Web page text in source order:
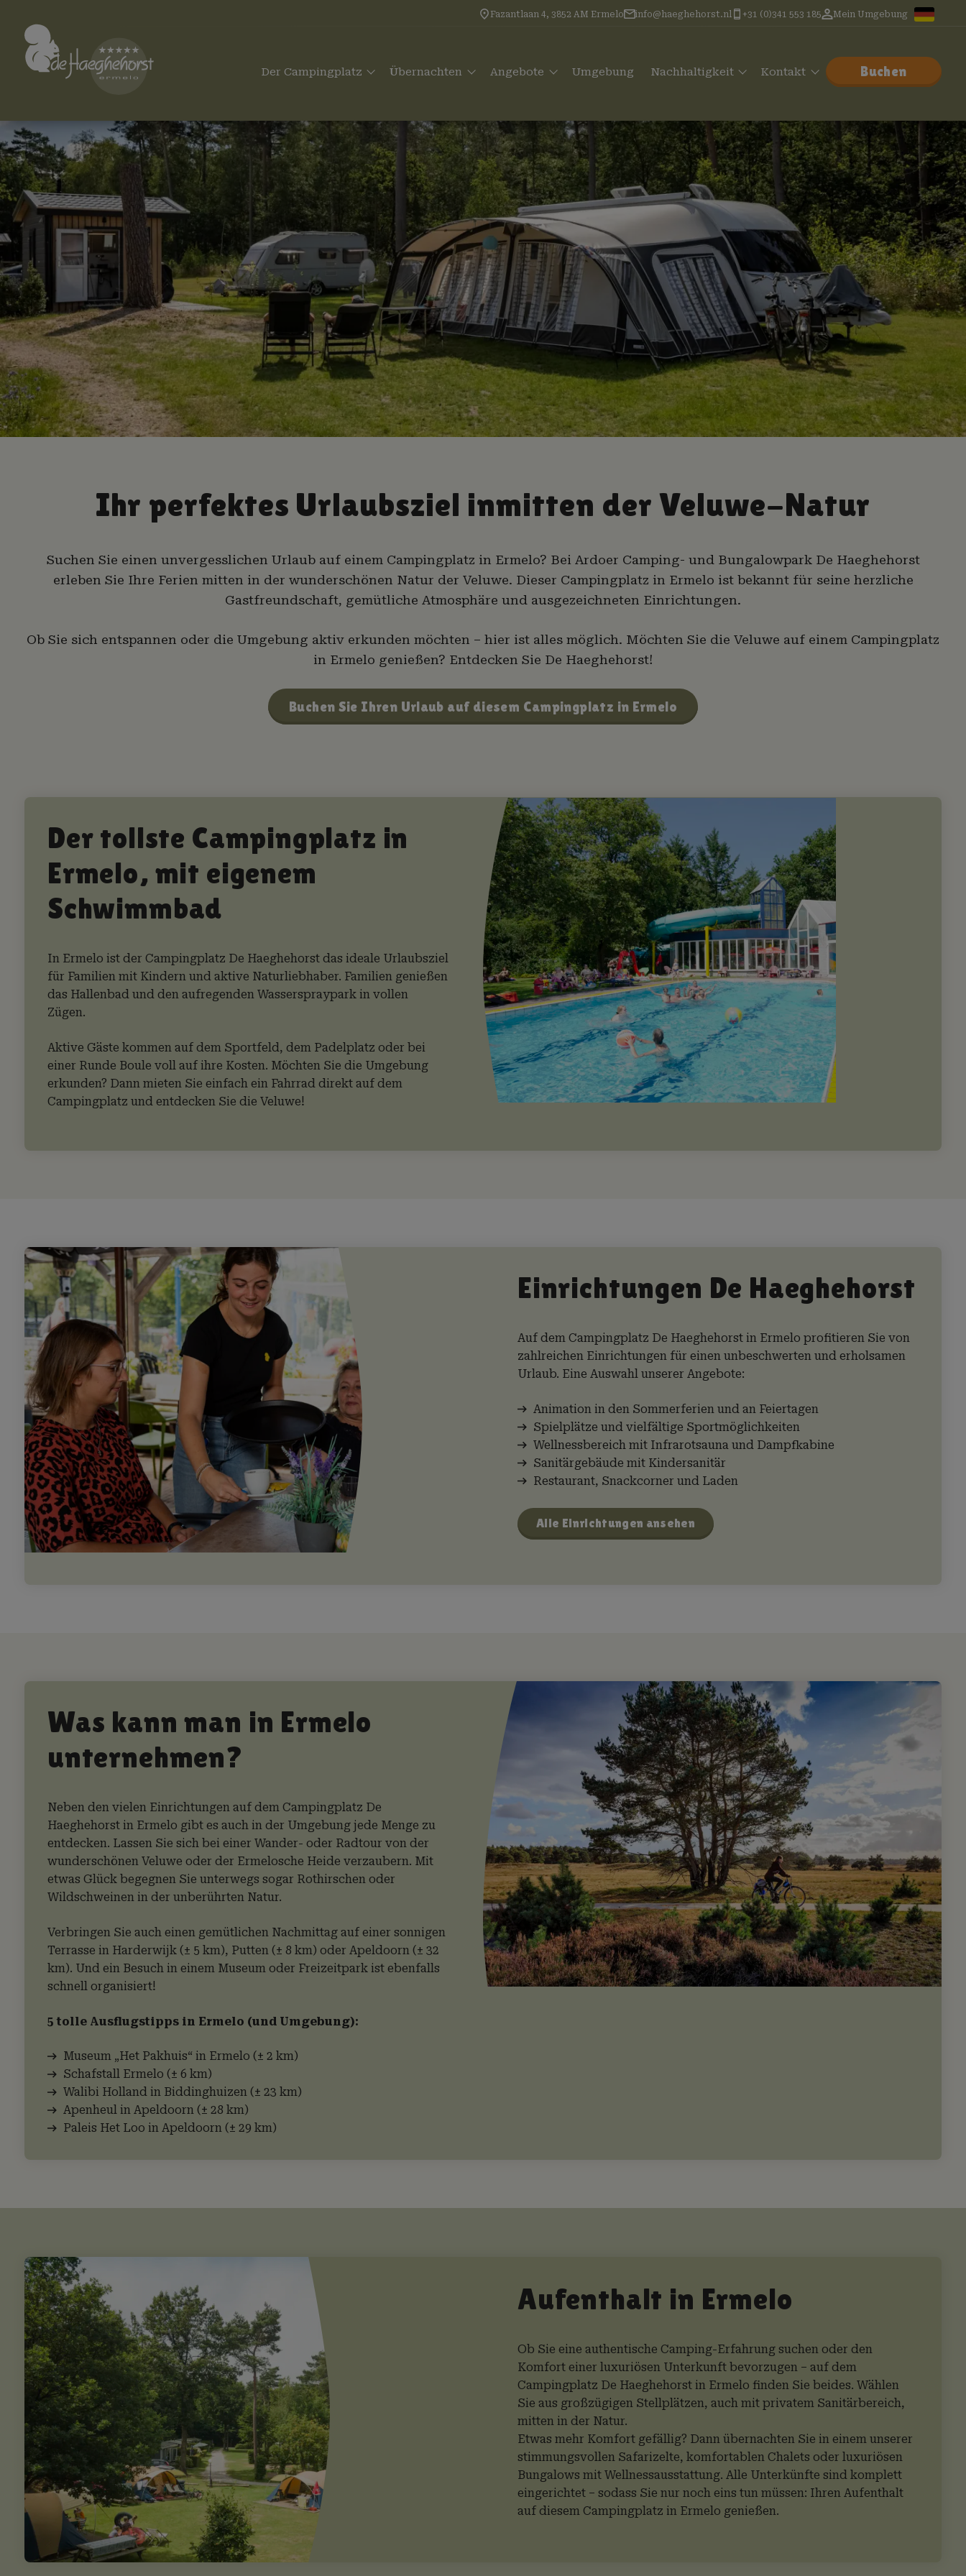
Fazantlaan 4, 3852 AM Ermelo info@haeghehorst.nl +31 (0)341 553 185 Mein Umgebung
Der Campingplatz Übernachten Angebote Umgebung Nachhaltigkeit Kontakt Buchen
Camping Ermelo
Ihr perfektes Urlaubsziel inmitten der Veluwe-Natur
Suchen Sie einen unvergesslichen Urlaub auf einem Campingplatz in Ermelo? Bei Ardoer Camping- und Bungalowpark De Haeghehorst
erleben Sie Ihre Ferien mitten in der wunderschönen Natur der Veluwe. Dieser Campingplatz in Ermelo ist bekannt für seine herzliche
Gastfreundschaft, gemütliche Atmosphäre und ausgezeichneten Einrichtungen.
Ob Sie sich entspannen oder die Umgebung aktiv erkunden möchten – hier ist alles möglich. Möchten Sie die Veluwe auf einem Campingplatz
in Ermelo genießen? Entdecken Sie De Haeghehorst!
Buchen Sie Ihren Urlaub auf diesem Campingplatz in Ermelo
Der tollste Campingplatz in
Ermelo, mit eigenem
Schwimmbad
In Ermelo ist der Campingplatz De Haeghehorst das ideale Urlaubsziel
für Familien mit Kindern und aktive Naturliebhaber. Familien genießen
das Hallenbad und den aufregenden Wasserspraypark in vollen
Zügen.
Aktive Gäste kommen auf dem Sportfeld, dem Padelplatz oder bei
einer Runde Boule voll auf ihre Kosten. Möchten Sie die Umgebung
erkunden? Dann mieten Sie einfach ein Fahrrad direkt auf dem
Campingplatz und entdecken Sie die Veluwe!
Einrichtungen De Haeghehorst
Auf dem Campingplatz De Haeghehorst in Ermelo profitieren Sie von
zahlreichen Einrichtungen für einen unbeschwerten und erholsamen
Urlaub. Eine Auswahl unserer Angebote:
Animation in den Sommerferien und an Feiertagen
Spielplätze und vielfältige Sportmöglichkeiten
Wellnessbereich mit Infrarotsauna und Dampfkabine
Sanitärgebäude mit Kindersanitär
Restaurant, Snackcorner und Laden
Alle Einrichtungen ansehen
Was kann man in Ermelo
unternehmen?
Neben den vielen Einrichtungen auf dem Campingplatz De
Haeghehorst in Ermelo gibt es auch in der Umgebung jede Menge zu
entdecken. Lassen Sie sich bei einer Wander- oder Radtour von der
wunderschönen Veluwe oder der Ermelosche Heide verzaubern. Mit
etwas Glück begegnen Sie unterwegs sogar Rothirschen oder
Wildschweinen in der unberührten Natur.
Verbringen Sie auch einen gemütlichen Nachmittag auf einer sonnigen
Terrasse in Harderwijk (± 5 km), Putten (± 8 km) oder Apeldoorn (± 32
km). Und ein Besuch in einem Museum oder Freizeitpark ist ebenfalls
schnell organisiert!
5 tolle Ausflugstipps in Ermelo (und Umgebung):
Museum „Het Pakhuis“ in Ermelo (± 2 km)
Schafstall Ermelo (± 6 km)
Walibi Holland in Biddinghuizen (± 23 km)
Apenheul in Apeldoorn (± 28 km)
Paleis Het Loo in Apeldoorn (± 29 km)
Aufenthalt in Ermelo
Ob Sie eine authentische Camping-Erfahrung suchen oder den
Komfort einer luxuriösen Unterkunft bevorzugen – auf dem
Campingplatz De Haeghehorst in Ermelo finden Sie beides. Wählen
Sie aus großzügigen Stellplätzen, auch mit privatem Sanitärbereich,
mitten in der Natur.
Etwas mehr Komfort gefällig? Dann übernachten Sie in einem unserer
stimmungsvollen Safarizelte, komfortablen Chalets oder luxuriösen
Bungalows mit Wellnessausstattung. Alle Unterkünfte sind komplett
eingerichtet – sodass Sie nur noch eins tun müssen: Ihren Aufenthalt
auf diesem Campingplatz in Ermelo genießen.